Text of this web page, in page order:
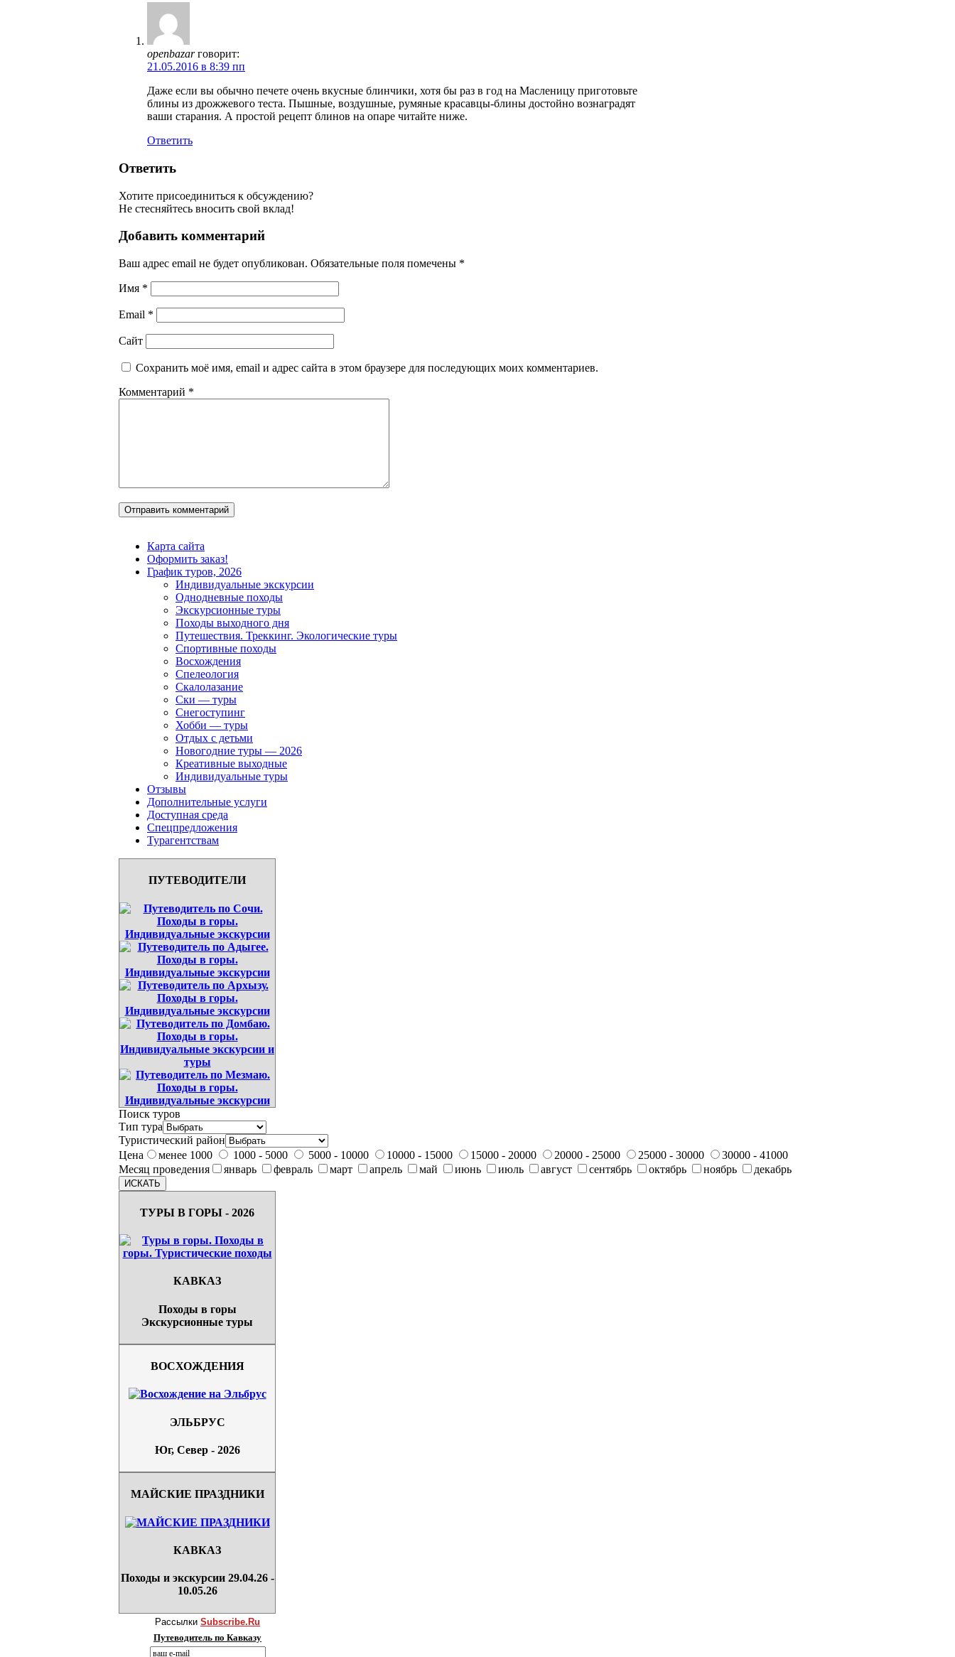
openbazar говорит:
21.05.2016 в 8:39 пп
Даже если вы обычно печете очень вкусные блинчики, хотя бы раз в год на Масленицу приготовьте
блины из дрожжевого теста. Пышные, воздушные, румяные красавцы-блины достойно вознаградят
ваши старания. А простой рецепт блинов на опаре читайте ниже.
Ответить
Ответить
Хотите присоединиться к обсуждению?
Не стесняйтесь вносить свой вклад!
Добавить комментарий
Ваш адрес email не будет опубликован. Обязательные поля помечены *
Имя *
Email *
Сайт
Сохранить моё имя, email и адрес сайта в этом браузере для последующих моих комментариев.
Комментарий *
Карта сайта
Оформить заказ!
График туров, 2026
Индивидуальные экскурсии
Однодневные походы
Экскурсионные туры
Походы выходного дня
Путешествия. Треккинг. Экологические туры
Спортивные походы
Восхождения
Спелеология
Скалолазание
Ски — туры
Снегоступинг
Хобби — туры
Отдых с детьми
Новогодние туры — 2026
Креативные выходные
Индивидуальные туры
Отзывы
Дополнительные услуги
Доступная среда
Спецпредложения
Турагентствам
ПУТЕВОДИТЕЛИ
Поиск туров
Тип тура
Туристический район
Цена
менее 1000 1000 - 5000 5000 - 10000 10000 - 15000 15000 - 20000 20000 - 25000 25000 - 30000
30000 - 41000
Месяц проведения
январь февраль март апрель май июнь июль август сентябрь октябрь ноябрь декабрь
ТУРЫ В ГОРЫ - 2026
КАВКАЗ
Походы в горы
Экскурсионные туры
ВОСХОЖДЕНИЯ
ЭЛЬБРУС
Юг, Север - 2026
МАЙСКИЕ ПРАЗДНИКИ
КАВКАЗ
Походы и экскурсии 29.04.26 -
10.05.26
Рассылки Subscribe.Ru
Путеводитель по Кавказу